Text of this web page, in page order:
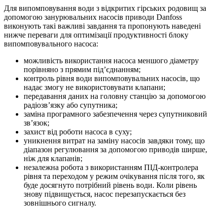
Для випомповування води з відкритих гірських родовищ за
допомогою занурювальних насосів приводи Danfoss
виконують такі важливі завдання та пропонують наведені
нижче переваги для оптимізації продуктивності блоку
випомповувального насоса:
можливість використання насоса меншого діаметру
порівняно з прямим під’єднанням;
контроль рівня води випомповувальних насосів, що
надає змогу не використовувати клапани;
передавання даних на головну станцію за допомогою
радіозв’язку або супутника;
заміна програмного забезпечення через супутниковий
зв’язок;
захист від роботи насоса в суху;
уникнення витрат на заміну насосів завдяки тому, що
діапазон регулювання за допомогою приводів ширше,
ніж для клапанів;
незалежна робота з використанням ПІД-контролера
рівня та переходом у режим очікування після того, як
буде досягнуто потрібний рівень води. Коли рівень
знову підвищується, насос перезапускається без
зовнішнього сигналу.